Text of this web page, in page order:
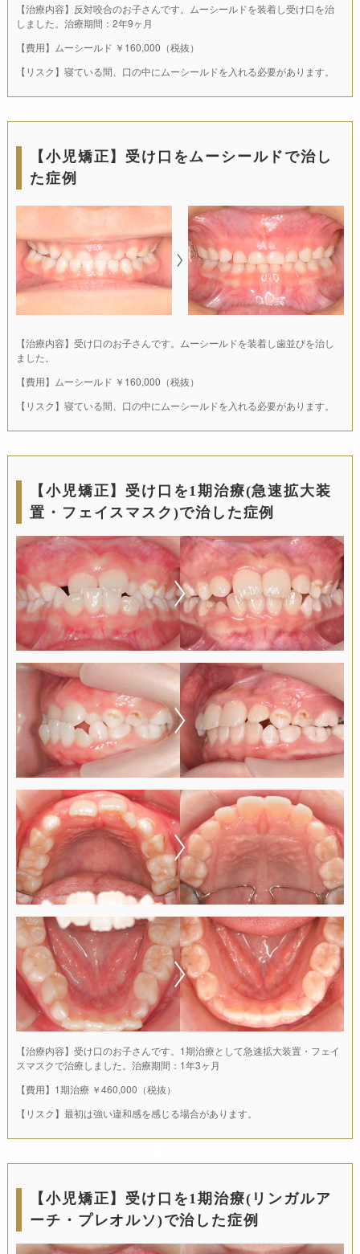
【治療内容】反対咬合のお子さんです。ムーシールドを装着し受け口を治
しました。治療期間：2年9ヶ月
【費用】ムーシールド ￥160,000（税抜）
【リスク】寝ている間、口の中にムーシールドを入れる必要があります。
【小児矯正】受け口をムーシールドで治し
た症例
【治療内容】受け口のお子さんです。ムーシールドを装着し歯並びを治し
ました。
【費用】ムーシールド ￥160,000（税抜）
【リスク】寝ている間、口の中にムーシールドを入れる必要があります。
【小児矯正】受け口を1期治療(急速拡大装
置・フェイスマスク)で治した症例
【治療内容】受け口のお子さんです。1期治療として急速拡大装置・フェイ
スマスクで治療しました。治療期間：1年3ヶ月
【費用】1期治療 ￥460,000（税抜）
【リスク】最初は強い違和感を感じる場合があります。
【小児矯正】受け口を1期治療(リンガルア
ーチ・プレオルソ)で治した症例